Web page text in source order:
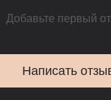
Добавьте первый
Написать